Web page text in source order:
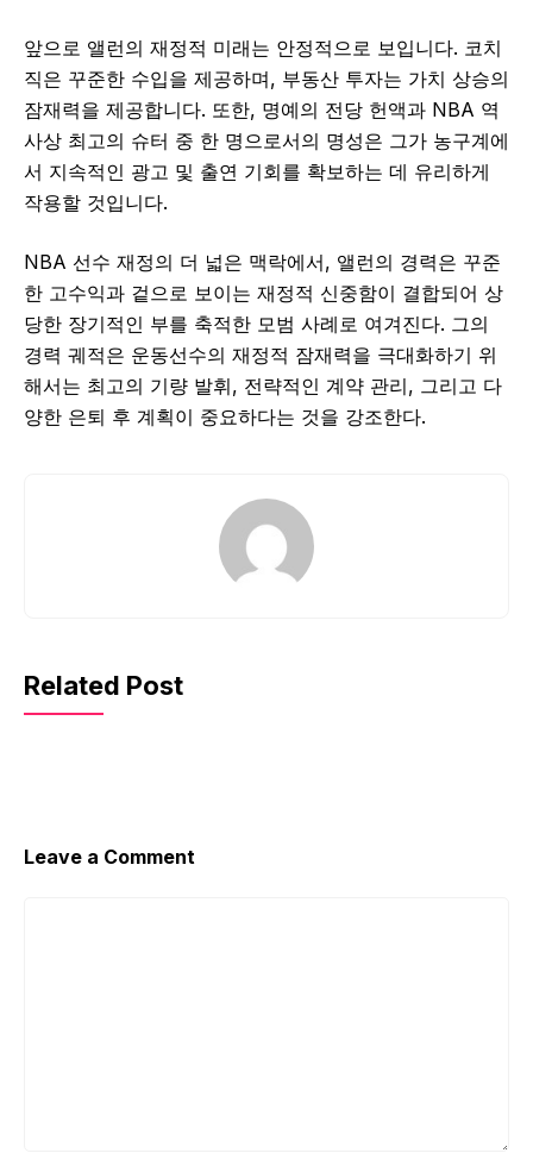
앞으로 앨런의 재정적 미래는 안정적으로 보입니다. 코치
직은 꾸준한 수입을 제공하며, 부동산 투자는 가치 상승의
잠재력을 제공합니다. 또한, 명예의 전당 헌액과 NBA 역
사상 최고의 슈터 중 한 명으로서의 명성은 그가 농구계에
서 지속적인 광고 및 출연 기회를 확보하는 데 유리하게
작용할 것입니다.
NBA 선수 재정의 더 넓은 맥락에서, 앨런의 경력은 꾸준
한 고수익과 겉으로 보이는 재정적 신중함이 결합되어 상
당한 장기적인 부를 축적한 모범 사례로 여겨진다. 그의
경력 궤적은 운동선수의 재정적 잠재력을 극대화하기 위
해서는 최고의 기량 발휘, 전략적인 계약 관리, 그리고 다
양한 은퇴 후 계획이 중요하다는 것을 강조한다.
Related Post
Leave a Comment